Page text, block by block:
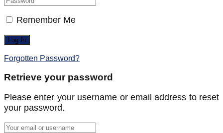
Remember Me
Forgotten Password?
Retrieve your password
Please enter your username or email address to reset
your password.